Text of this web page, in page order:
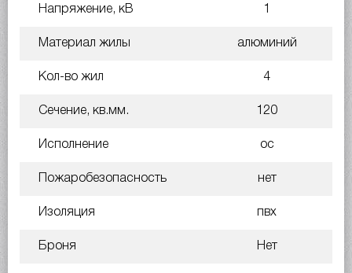
Напряжение, кВ 1
Материал жилы алюминий
Кол-во жил 4
Сечение, кв.мм. 120
Исполнение ос
Пожаробезопасность нет
Изоляция пвх
Броня Нет